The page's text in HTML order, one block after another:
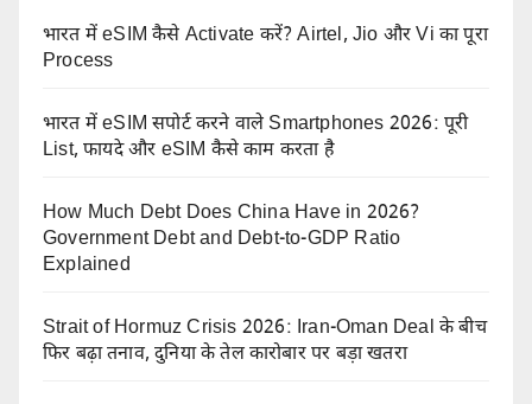
भारत में eSIM कैसे Activate करें? Airtel, Jio और Vi का पूरा
Process
भारत में eSIM सपोर्ट करने वाले Smartphones 2026: पूरी
List, फायदे और eSIM कैसे काम करता है
How Much Debt Does China Have in 2026?
Government Debt and Debt-to-GDP Ratio
Explained
Strait of Hormuz Crisis 2026: Iran-Oman Deal के बीच
फिर बढ़ा तनाव, दुनिया के तेल कारोबार पर बड़ा खतरा